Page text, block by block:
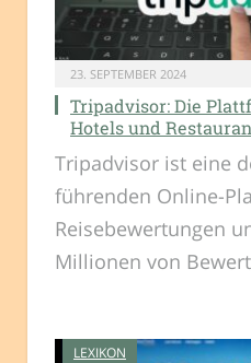
23. SEPTEMBER 2024
Tripadvisor: Die
Hotels und
Tripadvisor ist eine
führenden Online-
Reisebewertungen
Millionen von
LEXIKON